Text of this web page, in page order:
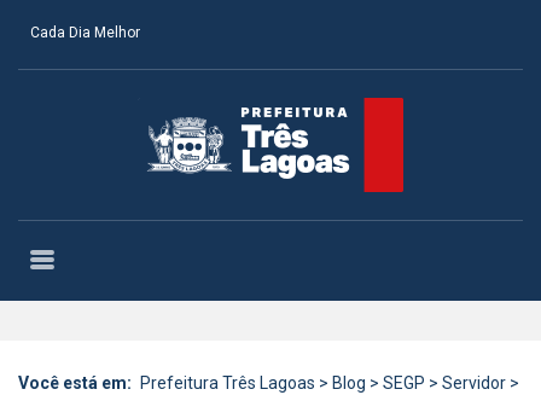
Cada Dia Melhor
Você está em: Prefeitura Três Lagoas > Blog > SEGP > Servidor >